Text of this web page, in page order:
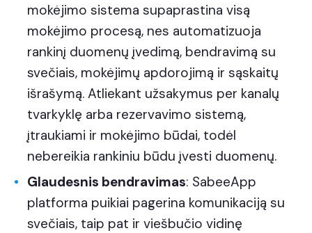
mokėjimo sistema supaprastina visą
mokėjimo procesą, nes automatizuoja
rankinį duomenų įvedimą, bendravimą su
svečiais, mokėjimų apdorojimą ir sąskaitų
išrašymą. Atliekant užsakymus per kanalų
tvarkyklę arba rezervavimo sistemą,
įtraukiami ir mokėjimo būdai, todėl
nebereikia rankiniu būdu įvesti duomenų.
Glaudesnis bendravimas: SabeeApp
platforma puikiai pagerina komunikaciją su
svečiais, taip pat ir viešbučio vidinę